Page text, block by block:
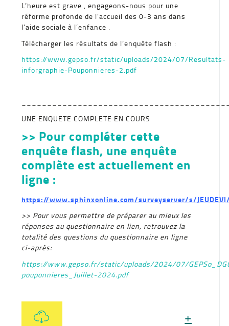
L’heure est grave , engageons-nous pour une
réforme profonde de l’accueil des 0-3 ans dans
l’aide sociale à l’enfance .
Télécharger les résultats de l’enquête flash :
https://www.gepso.fr/static/uploads/2024/07/Resultats-
inforgraphie-Pouponnieres-2.pdf
UNE ENQUETE COMPLETE EN COURS
>> Pour compléter cette
enquête flash, une enquête
complète est actuellement en
ligne :
https://www.sphinxonline.com/surveyserver/s/
>> Pour vous permettre de préparer au mieux les
réponses au questionnaire en lien, retrouvez la
totalité des questions du questionnaire en ligne
ci-après:
https://www.gepso.fr/static/uploads/2024/07/
pouponnieres_Juillet-2024.pdf
+